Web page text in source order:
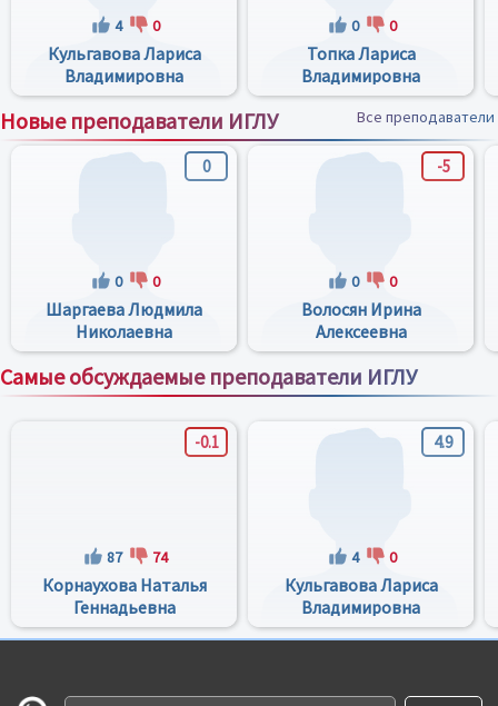
4 0
Кульгавова Лариса
Владимировна
0 0
Топка Лариса
Владимировна
Новые преподаватели ИГЛУ Все преподаватели
0
0 0
Шаргаева Людмила
Николаевна
-5
0 0
Волосян Ирина
Алексеевна
Самые обсуждаемые преподаватели ИГЛУ
Все преподаватели
-0.1
87 74
Корнаухова Наталья
Геннадьевна
4.9
4 0
Кульгавова Лариса
Владимировна